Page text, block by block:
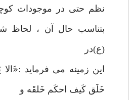
نظم حتی در موجودات
بتناسب حال آن ، لحاظ
(ع)در
این زمینه می فرماید
خَلَق کَیف احکَم خَلقَه و